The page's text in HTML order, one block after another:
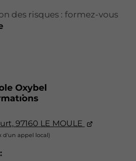
97160 LE MOULE
des risques : formez-vous